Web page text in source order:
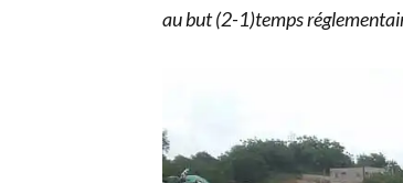
au but (2-1)temps